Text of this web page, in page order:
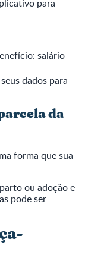
para
salário-
dados para
da
forma que sua
ou adoção e
pode ser